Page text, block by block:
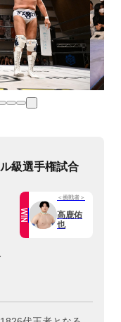
級選手権試合
WIN
＜挑戦者＞
高鹿佑
也